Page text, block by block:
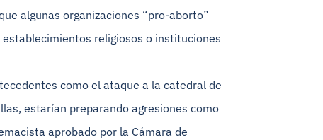
algunas organizaciones “pro-aborto”
establecimientos religiosos o instituciones
como el ataque a la catedral de
estarían preparando agresiones como
aprobado por la Cámara de